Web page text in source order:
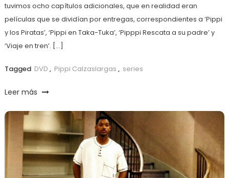
tuvimos ocho capítulos adicionales, que en realidad eran
películas que se dividían por entregas, correspondientes a ‘Pippi
y los Piratas’, ‘Pippi en Taka-Tuka’, ‘Pipppi Rescata a su padre’ y
‘Viaje en tren’. […]
Tagged DVD , Pippi Calzaslargas , series
Leer más